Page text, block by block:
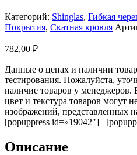
Категорий: Shinglas, Гибкая
Покрытия, Скатная кровля
782,00 ₽
Данные о ценах и наличии
тестирования. Пожалуйста,
наличие товаров у
цвет и текстура товаров могут
изображений, представленных
[popuppress id=»19042″]
Описание